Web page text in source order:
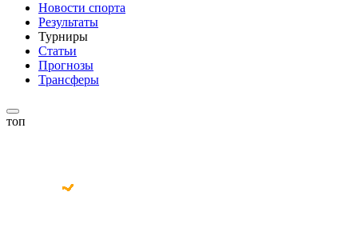
Новости спорта
Результаты
Турниры
Статьи
Прогнозы
Трансферы
топ